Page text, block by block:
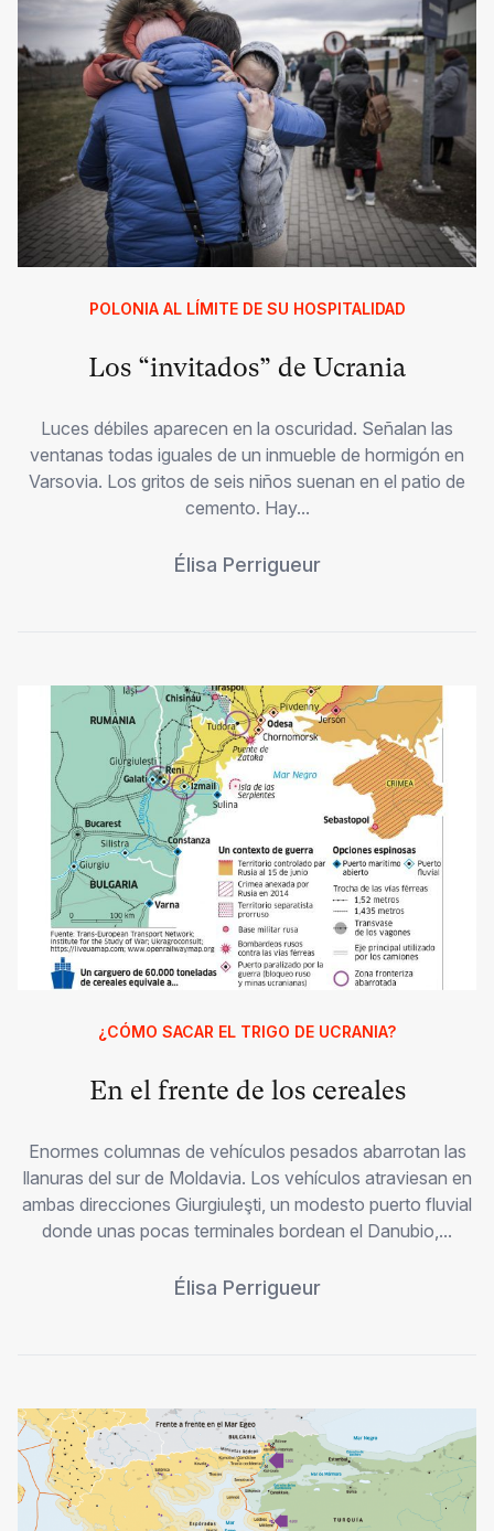
POLONIA AL LÍMITE DE SU HOSPITALIDAD
Los “invitados” de Ucrania
Luces débiles aparecen en la oscuridad. Señalan las
ventanas todas iguales de un inmueble de hormigón en
Varsovia. Los gritos de seis niños suenan en el patio de
cemento. Hay...
Élisa Perrigueur
¿CÓMO SACAR EL TRIGO DE UCRANIA?
En el frente de los cereales
Enormes columnas de vehículos pesados abarrotan las
llanuras del sur de Moldavia. Los vehículos atraviesan en
ambas direcciones Giurgiuleşti, un modesto puerto fluvial
donde unas pocas terminales bordean el Danubio,...
Élisa Perrigueur